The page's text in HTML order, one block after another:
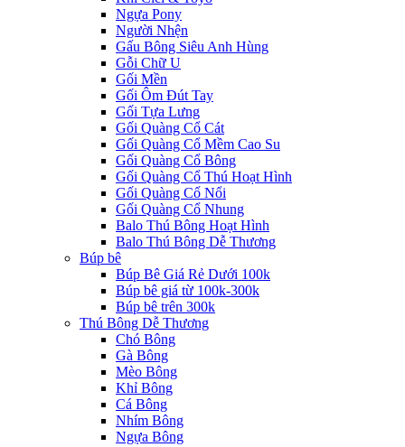
Ngựa Pony
Người Nhện
Gấu Bông Siêu Anh Hùng
Gỗi Chữ U
Gối Mền
Gối Ôm Đút Tay
Gối Tựa Lưng
Gối Quàng Cổ Cát
Gối Quàng Cổ Mềm Cao Su
Gối Quàng Cổ Bông
Gối Quàng Cổ Thú Hoạt Hình
Gối Quàng Cổ Nổi
Gối Quàng Cổ Nhung
Balo Thú Bông Hoạt Hình
Balo Thú Bông Dễ Thương
Búp bê
Búp Bê Giá Rẻ Dưới 100k
Búp bê giá từ 100k-300k
Búp bê trên 300k
Thú Bông Dễ Thương
Chó Bông
Gà Bông
Mèo Bông
Khỉ Bông
Cá Bông
Nhím Bông
Ngựa Bông